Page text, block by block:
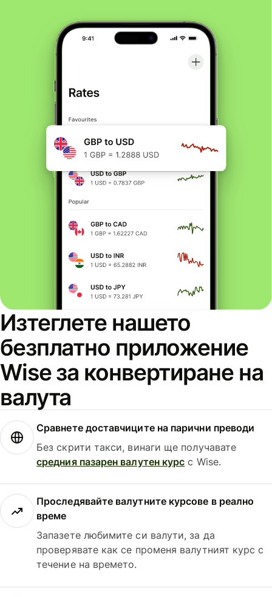
Изтеглете нашето
безплатно приложение
Wise за конвертиране на
валута
Сравнете доставчиците на парични преводи
Без скрити такси, винаги ще получавате
средния пазарен валутен курс с Wise.
Проследявайте валутните курсове в реално
време
Запазете любимите си валути, за да
проверявате как се променя валутният курс с
течение на времето.